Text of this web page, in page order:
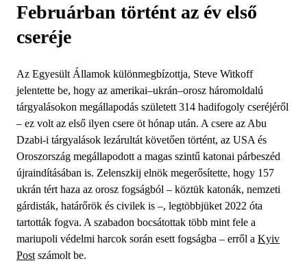
Februárban történt az év első
cseréje
Az Egyesült Államok különmegbízottja, Steve Witkoff
jelentette be, hogy az amerikai–ukrán–orosz háromoldalú
tárgyalásokon megállapodás született 314 hadifogoly cseréjéről
– ez volt az első ilyen csere öt hónap után. A csere az Abu
Dzabi-i tárgyalások lezárultát követően történt, az USA és
Oroszország megállapodott a magas szintű katonai párbeszéd
újraindításában is. Zelenszkij elnök megerősítette, hogy 157
ukrán tért haza az orosz fogságból – köztük katonák, nemzeti
gárdisták, határőrök és civilek is –, legtöbbjüket 2022 óta
tartották fogva. A szabadon bocsátottak több mint fele a
mariupoli védelmi harcok során esett fogságba – erről a Kyiv
Post számolt be.